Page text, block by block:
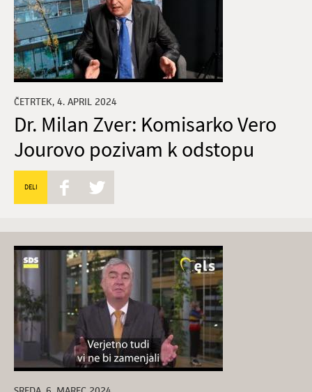
ČETRTEK, 4. APRIL 2024
Dr. Milan Zver: Komisarko Vero
Jourovo pozivam k odstopu
DELI